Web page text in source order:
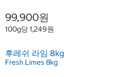
99,900원
100g당 1,249원
후레쉬 라임 8kg
Fresh Limes 8kg